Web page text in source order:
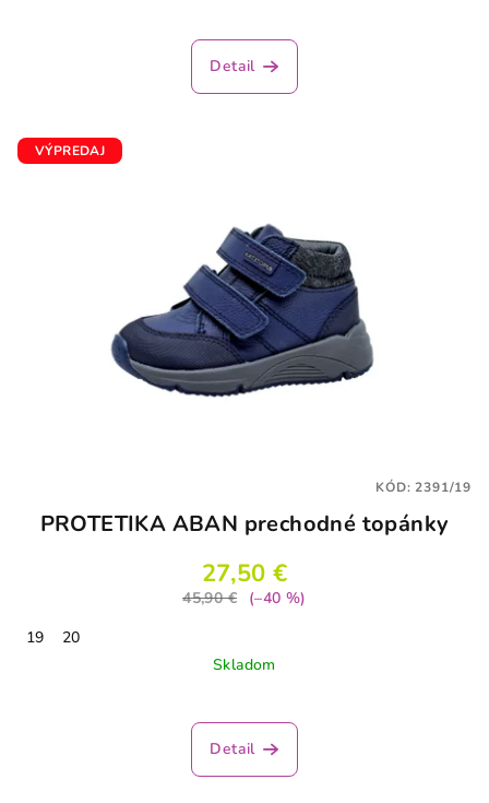
Detail
VÝPREDAJ
PROTETIKA ABAN prechodné topánky
27,50 €
45,90 €
(–40 %)
19
20
Skladom
Detail
KÓD:2391/19